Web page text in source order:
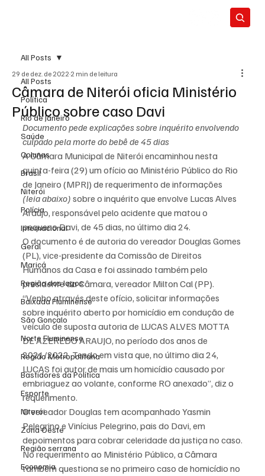
All Posts
Política
Rio de Janeiro
Saúde
Colunas
Brasil
Niterói
Polícia
Internacional
Geral
Maricá
Região dos lagos
Baixada Fluminense
São Gonçalo
Norte Fluminense
Região Metropolitana
Bastidores da Política
Esporte
Niterói
Zona Oeste
Região serrana
Economia
All Posts
Câmara de Niterói oficia Ministério
Público sobre caso Davi
29 de dez. de 2022 2 min de leitura
Documento pede explicações sobre inquérito envolvendo
culpado pela morte do bebê de 45 dias
A Câmara Municipal de Niterói encaminhou nesta
quinta-feira (29) um ofício ao Ministério Público do Rio
de Janeiro (MPRJ) de requerimento de informações
(leia abaixo) sobre o inquérito que envolve Lucas Alves
Araújo, responsável pelo acidente que matou o
pequeno Davi, de 45 dias, no último dia 24.
O documento é de autoria do vereador Douglas Gomes
(PL), vice-presidente da Comissão de Direitos
Humanos da Casa e foi assinado também pelo
presidente da Câmara, vereador Milton Cal (PP).
“Venho através deste ofício, solicitar informações
sobre inquérito aberto por homicídio em condução de
veículo de suposta autoria de LUCAS ALVES MOTTA
DE AZEREDO ARAUJO, no período dos anos de
2021/2022. Tendo em vista que, no último dia 24,
LUCAS foi autor de mais um homicídio causado por
embriaguez ao volante, conforme RO anexado”, diz o
requerimento.
O vereador Douglas tem acompanhado Yasmin
Pelegrino e Vinícius Pelegrino, pais do Davi, em
depoimentos para cobrar celeridade da justiça no caso.
No requerimento ao Ministério Público, a Câmara
também questiona se no primeiro caso de homicídio no